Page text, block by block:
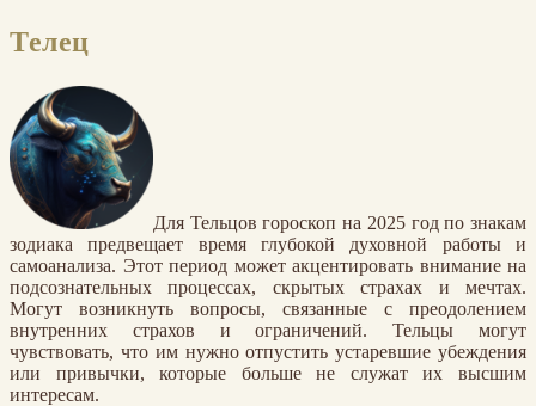
Телец
Для Тельцов гороскоп на 2025 год по знакам
зодиака предвещает время глубокой духовной работы и
самоанализа. Этот период может акцентировать внимание на
подсознательных процессах, скрытых страхах и мечтах.
Могут возникнуть вопросы, связанные с преодолением
внутренних страхов и ограничений. Тельцы могут
чувствовать, что им нужно отпустить устаревшие убеждения
или привычки, которые больше не служат их высшим
интересам.